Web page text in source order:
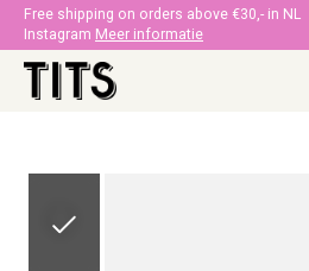
Free shipping on orders above €30,- in NL
Instagram Meer informatie